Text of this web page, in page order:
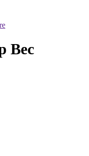
Bec